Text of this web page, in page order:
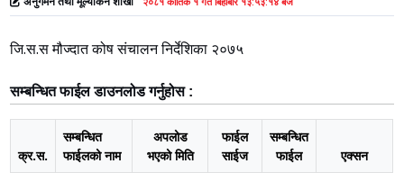
२०८१ कार्तिक १ गते बिहीबार १३:५३:१४ बजे
जि.स.स मौज्दात कोष संचालन निर्देशिका २०७५
सम्बन्धित फाईल डाउनलोड गर्नुहोस :
क्र.स.
सम्बन्धित
फाईलको नाम
अपलोड
भएको मिति
फाईल
साईज
सम्बन्धित
फाईल
एक्सन